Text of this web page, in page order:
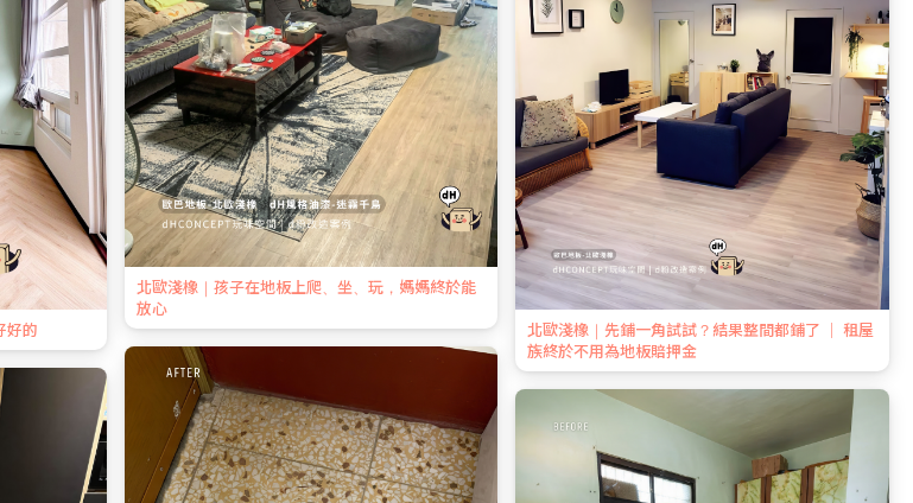
好的
北歐淺橡｜孩子在地板上爬、坐、玩，媽媽終於能
放心
北歐淺橡｜先鋪一角試試？結果整間都鋪了 ｜ 租屋
族終於不用為地板賠押金